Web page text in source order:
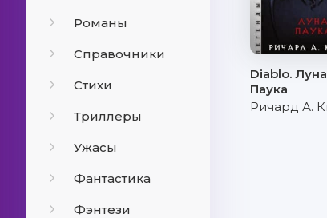
Романы
Справочники
Стихи
Триллеры
Ужасы
Фантастика
Фэнтези
Diablo. Луна
Паука
Ричард А.